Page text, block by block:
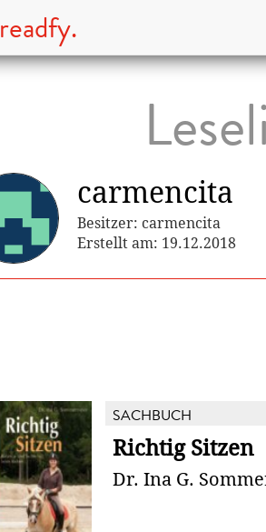
readfy.
carmencita
Besitzer: carmencita
Erstellt am: 19.12.2018
SACHBUCH
Richtig Sitzen
Dr. Ina G.